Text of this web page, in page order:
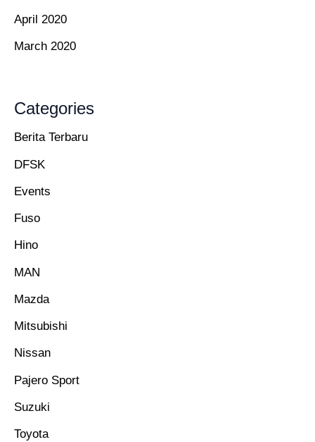
April 2020
March 2020
Categories
Berita Terbaru
DFSK
Events
Fuso
Hino
MAN
Mazda
Mitsubishi
Nissan
Pajero Sport
Suzuki
Toyota